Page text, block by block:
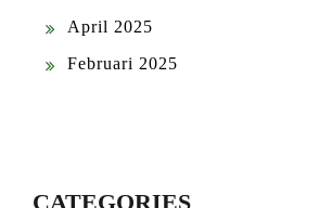
April 2025
Februari 2025
CATEGORIES